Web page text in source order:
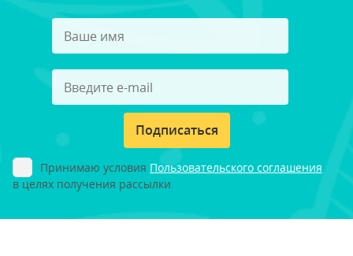
Подписаться
Принимаю условия Пользовательского соглашения
в целях получения рассылки